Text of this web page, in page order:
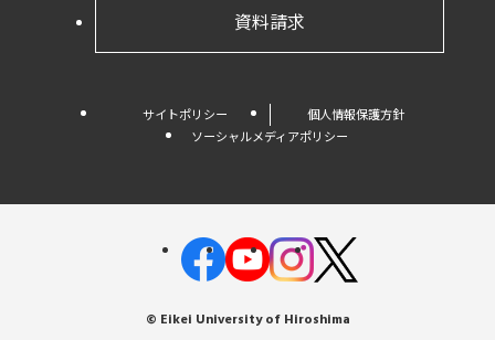
資料請求
サイトポリシー
個人情報保護方針
ソーシャルメディアポリシー
© Eikei University of Hiroshima